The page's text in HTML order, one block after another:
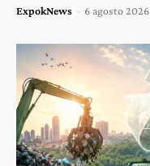
ExpokNews - 6 agosto 2026